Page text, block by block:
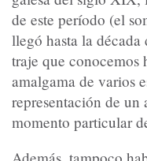
de este período (el
llegó hasta la
traje que conocemos
amalgama de varios
representación de un
momento particular